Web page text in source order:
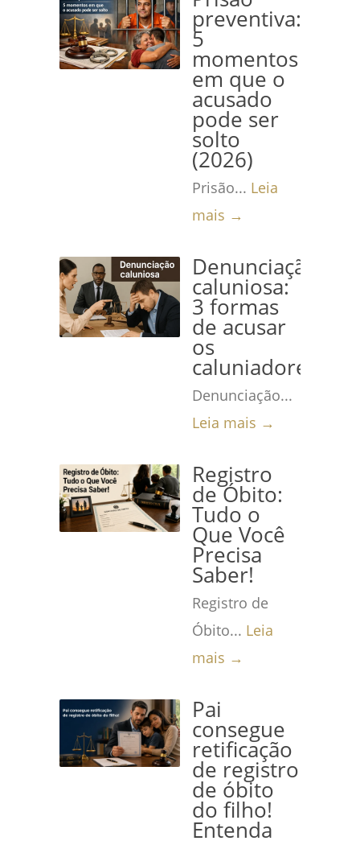
preventiva:
5
momentos
em que o
acusado
pode ser
solto
(2026)
Prisão... Leia
mais →
Denunciação
caluniosa:
3 formas
de acusar
os
caluniadores
Denunciação...
Leia mais →
Registro
de Óbito:
Tudo o
Que Você
Precisa
Saber!
Registro de
Óbito... Leia
mais →
Pai
consegue
retificação
de registro
de óbito
do filho!
Entenda